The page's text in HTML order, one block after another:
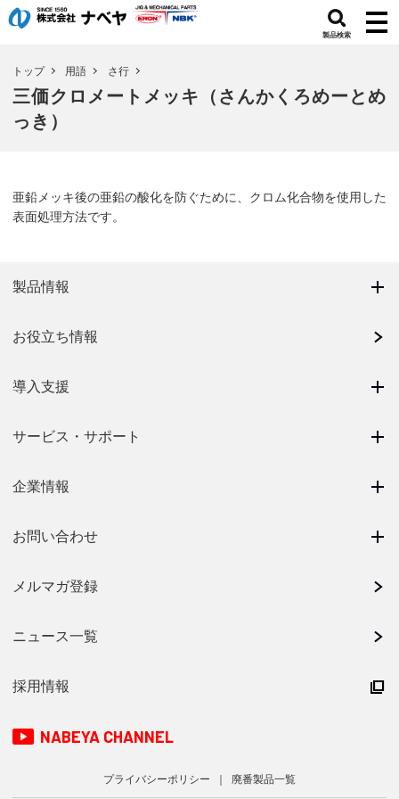
製品検索
トップ 用語 さ行
三価クロメートメッキ（さんかくろめーとめ
っき）
亜鉛メッキ後の亜鉛の酸化を防ぐために、クロム化合物を使用した
表面処理方法です。
製品情報
お役立ち情報
導入支援
サービス・サポート
企業情報
お問い合わせ
メルマガ登録
ニュース一覧
採用情報
NABEYA CHANNEL
プライバシーポリシー 廃番製品一覧